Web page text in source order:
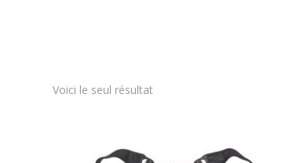
Voici le seul résultat